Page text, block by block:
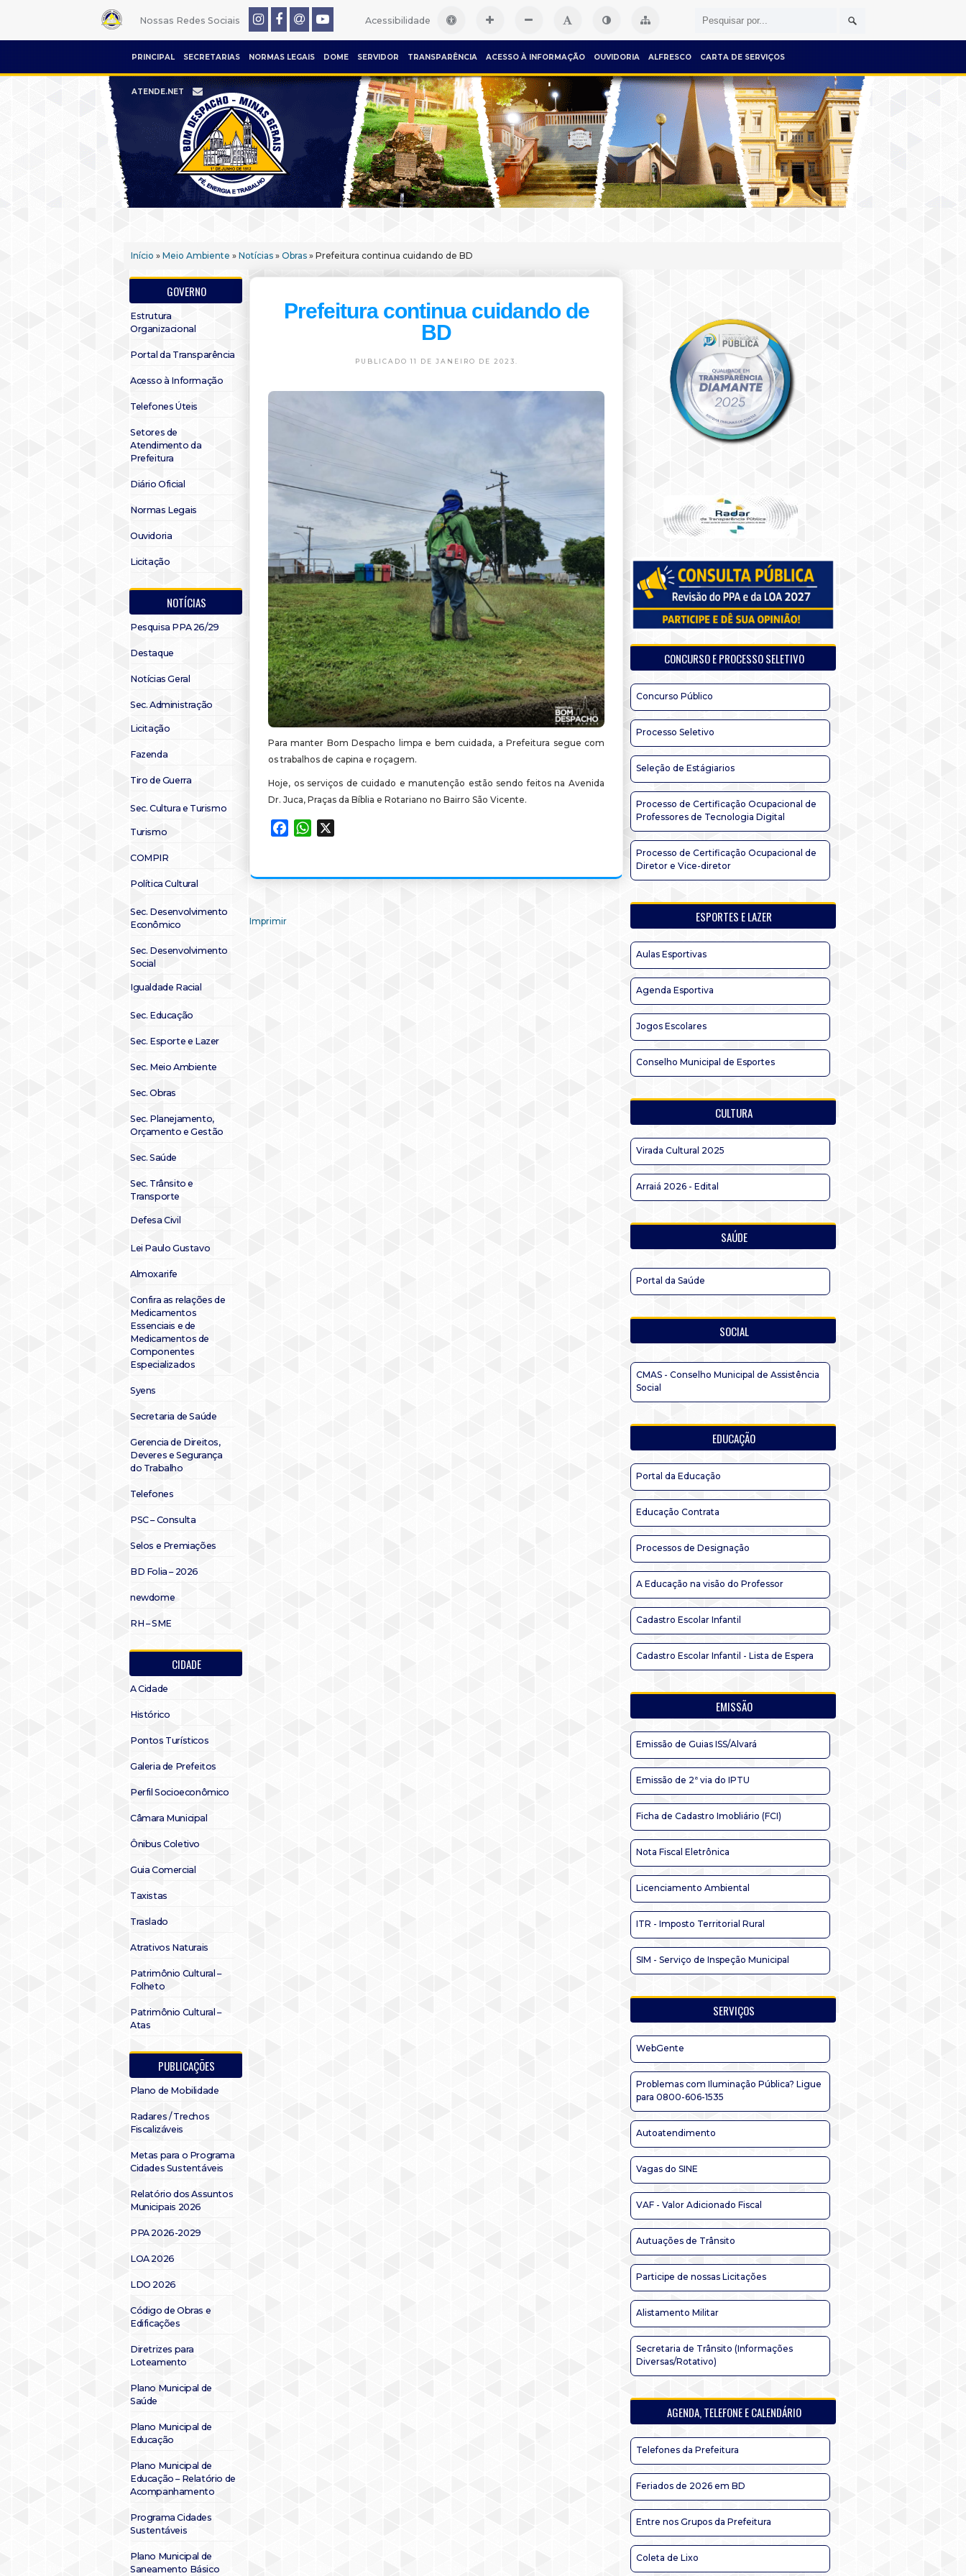
Nossas Redes Sociais Acessibilidade
PRINCIPAL SECRETARIAS NORMAS LEGAIS DOME SERVIDOR TRANSPARÊNCIA ACESSO À INFORMAÇÃO OUVIDORIA ALFRESCO CARTA DE SERVIÇOS
ATENDE.NET
Início » Meio Ambiente » Notícias » Obras » Prefeitura continua cuidando de BD
GOVERNO
Estrutura
Organizacional
Portal da Transparência
Acesso à Informação
Telefones Úteis
Setores de
Atendimento da
Prefeitura
Diário Oficial
Normas Legais
Ouvidoria
Licitação
NOTÍCIAS
Pesquisa PPA 26/29
Destaque
Notícias Geral
Sec. Administração
Licitação
Fazenda
Tiro de Guerra
Sec. Cultura e Turismo
Turismo
COMPIR
Política Cultural
Sec. Desenvolvimento
Econômico
Sec. Desenvolvimento
Social
Igualdade Racial
Sec. Educação
Sec. Esporte e Lazer
Sec. Meio Ambiente
Sec. Obras
Sec. Planejamento,
Orçamento e Gestão
Sec. Saúde
Sec. Trânsito e
Transporte
Defesa Civil
Lei Paulo Gustavo
Almoxarife
Confira as relações de
Medicamentos
Essenciais e de
Medicamentos de
Componentes
Especializados
Syens
Secretaria de Saúde
Gerencia de Direitos,
Deveres e Segurança
do Trabalho
Telefones
PSC – Consulta
Selos e Premiações
BD Folia – 2026
newdome
RH – SME
CIDADE
A Cidade
Histórico
Pontos Turísticos
Galeria de Prefeitos
Perfil Socioeconômico
Câmara Municipal
Ônibus Coletivo
Guia Comercial
Taxistas
Traslado
Atrativos Naturais
Patrimônio Cultural –
Folheto
Patrimônio Cultural –
Atas
PUBLICAÇÕES
Plano de Mobilidade
Radares / Trechos
Fiscalizáveis
Metas para o Programa
Cidades Sustentáveis
Relatório dos Assuntos
Municipais 2026
PPA 2026-2029
LOA 2026
LDO 2026
Código de Obras e
Edificações
Diretrizes para
Loteamento
Plano Municipal de
Saúde
Plano Municipal de
Educação
Plano Municipal de
Educação – Relatório de
Acompanhamento
Programa Cidades
Sustentáveis
Plano Municipal de
Saneamento Básico
Prefeitura continua cuidando de
BD
PUBLICADO 11 DE JANEIRO DE 2023.
Para manter Bom Despacho limpa e bem cuidada, a Prefeitura segue com
os trabalhos de capina e roçagem.
Hoje, os serviços de cuidado e manutenção estão sendo feitos na Avenida
Dr. Juca, Praças da Bíblia e Rotariano no Bairro São Vicente.
FacebookWhatsApp
Imprimir
CONCURSO E PROCESSO SELETIVO
Concurso Público
Processo Seletivo
Seleção de Estágiarios
Processo de Certificação Ocupacional de
Professores de Tecnologia Digital
Processo de Certificação Ocupacional de
Diretor e Vice-diretor
ESPORTES E LAZER
Aulas Esportivas
Agenda Esportiva
Jogos Escolares
Conselho Municipal de Esportes
CULTURA
Virada Cultural 2025
Arraiá 2026 - Edital
SAÚDE
Portal da Saúde
SOCIAL
CMAS - Conselho Municipal de Assistência
Social
EDUCAÇÃO
Portal da Educação
Educação Contrata
Processos de Designação
A Educação na visão do Professor
Cadastro Escolar Infantil
Cadastro Escolar Infantil - Lista de Espera
EMISSÃO
Emissão de Guias ISS/Alvará
Emissão de 2ª via do IPTU
Ficha de Cadastro Imobliário (FCI)
Nota Fiscal Eletrônica
Licenciamento Ambiental
ITR - Imposto Territorial Rural
SIM - Serviço de Inspeção Municipal
SERVIÇOS
WebGente
Problemas com Iluminação Pública? Ligue
para 0800-606-1535
Autoatendimento
Vagas do SINE
VAF - Valor Adicionado Fiscal
Autuações de Trânsito
Participe de nossas Licitações
Alistamento Militar
Secretaria de Trânsito (Informações
Diversas/Rotativo)
AGENDA, TELEFONE E CALENDÁRIO
Telefones da Prefeitura
Feriados de 2026 em BD
Entre nos Grupos da Prefeitura
Coleta de Lixo